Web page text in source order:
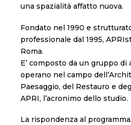
una spazialità affatto nuova.
Fondato nel 1990 e
professionale dal 1995,
Roma.
E’ composto da un gruppo
operano nel campo
Paesaggio, del Restauro e
APRI, l’acronimo dello studio.
La rispondenza al